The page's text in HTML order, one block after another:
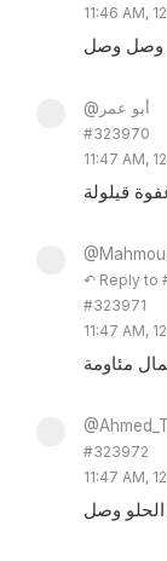
11:46 AM,
وصل
@أبو عمر
#323970
11:47 AM,
قيلولة
↶ Reply to
#323971
11:47 AM,
مئاومة
#323972
11:47 AM,
وصل